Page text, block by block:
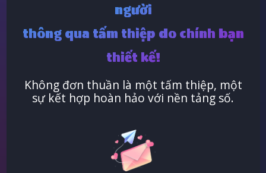
người
thông qua tấm thiệp do chính bạn
thiết kế!
Không đơn thuần là một tấm thiệp, một
sự kết hợp hoàn hảo với nền tảng số.